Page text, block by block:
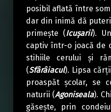
posibil aflată între
dar din inimă dă
primeşte (Icuşarii).
captiv într-o joacă de
stihiile cerului şi
(Sfârâiacul). Lipsa
proaspăt şcolar, se
naturii (Agoniseala).
găseşte, prin